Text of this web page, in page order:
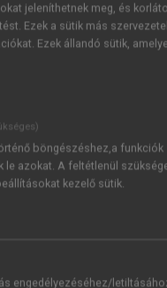
JELSZÓ
Kérek értesítést a MeRSZ
Kérek értesítést az
jeleníthetnek meg, és
Ezek a sütik más
Ezek állandó sütik,
böngészéshez,a funkciók
azokat. A feltétlenül
kezelő sütik.
engedélyezéséhez/